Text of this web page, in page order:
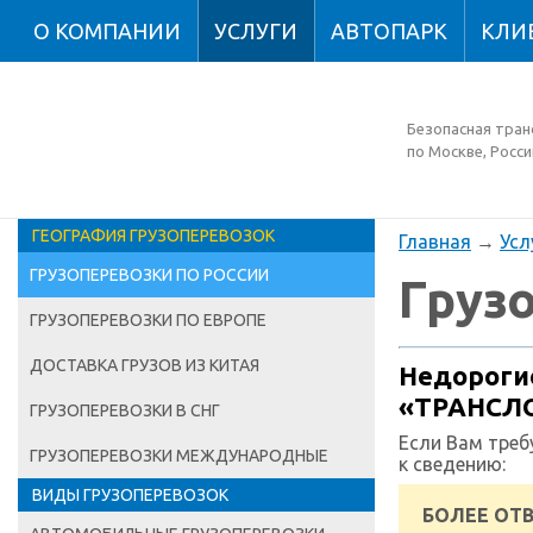
О КОМПАНИИ УСЛУГИ АВТОПАРК
Безопасная
по Москве,
ГЕОГРАФИЯ ГРУЗОПЕРЕВОЗОК
ГРУЗОПЕРЕВОЗКИ ПО РОССИИ
ГРУЗОПЕРЕВОЗКИ ПО ЕВРОПЕ
ДОСТАВКА ГРУЗОВ ИЗ КИТАЯ
ГРУЗОПЕРЕВОЗКИ В СНГ
ГРУЗОПЕРЕВОЗКИ МЕЖДУНАРОДНЫЕ
ВИДЫ ГРУЗОПЕРЕВОЗОК
Главная →
Если Вам
к сведению:
БОЛЕЕ